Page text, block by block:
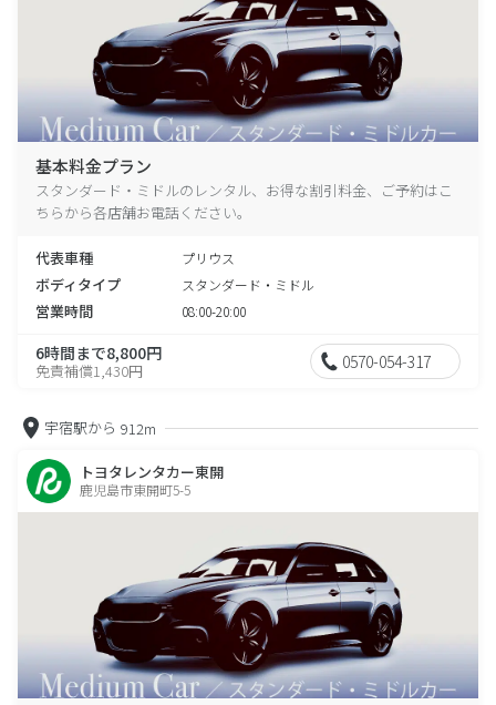
基本料金プラン
スタンダード・ミドルのレンタル、お得な割引料金、ご予約はこ
ちらから各店舗お電話ください。
代表車種 プリウス
ボディタイプ スタンダード・ミドル
営業時間 08:00-20:00
6時間まで8,800円
免責補償1,430円 0570-054-317
宇宿駅から 912m
トヨタレンタカー東開
鹿児島市東開町5-5